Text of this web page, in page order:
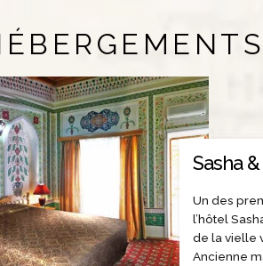
Sasha
Un des
l’hôtel
de la vielle
Ancienne